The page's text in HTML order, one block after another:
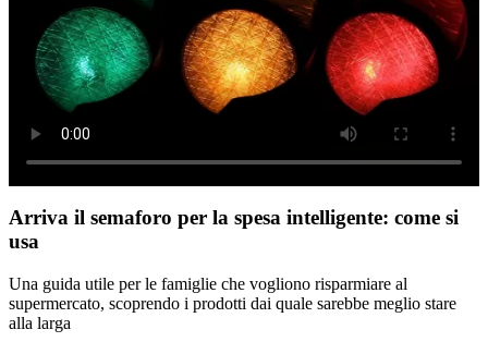
Arriva il semaforo per la spesa intelligente: come si
usa
Una guida utile per le famiglie che vogliono risparmiare al
supermercato, scoprendo i prodotti dai quale sarebbe meglio stare
alla larga